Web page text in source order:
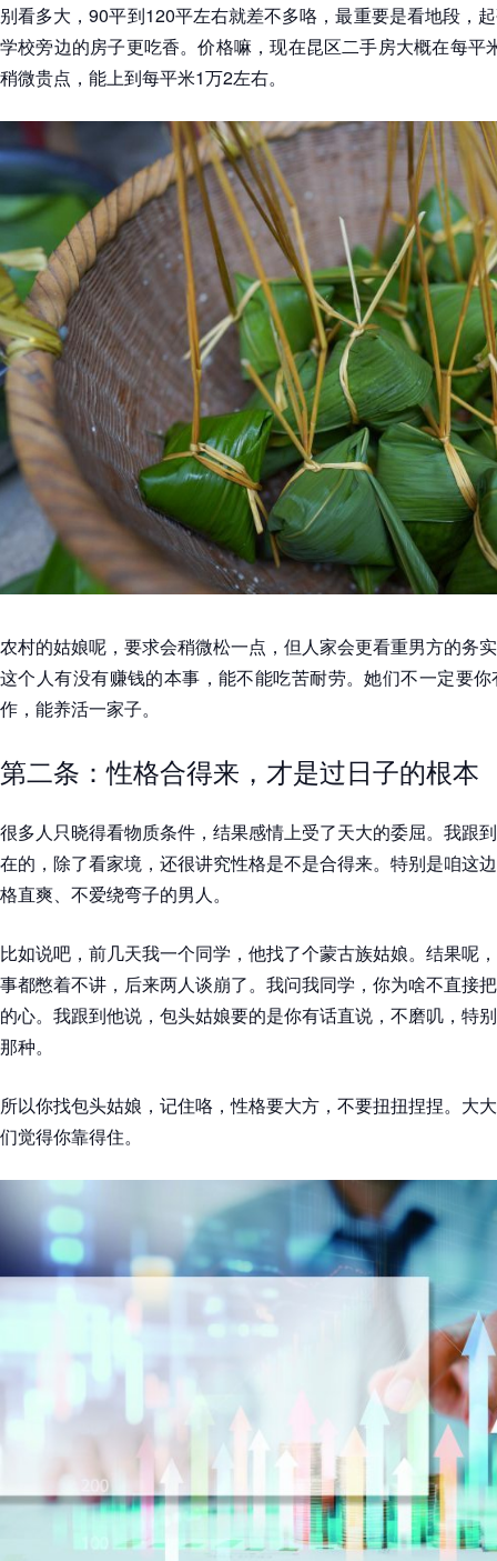
别看多大，90平到120平左右就差不多咯，最重要是看地段，
学校旁边的房子更吃香。价格嘛，现在昆区二手房大概在每平
稍微贵点，能上到每平米1万2左右。
农村的姑娘呢，要求会稍微松一点，但人家会更看重男方的务
这个人有没有赚钱的本事，能不能吃苦耐劳。她们不一定要
作，能养活一家子。
第二条：性格合得来，才是过日子的根本
很多人只晓得看物质条件，结果感情上受了天大的委屈。我跟
在的，除了看家境，还很讲究性格是不是合得来。特别是咱这
格直爽、不爱绕弯子的男人。
比如说吧，前几天我一个同学，他找了个蒙古族姑娘。结果呢
事都憋着不讲，后来两人谈崩了。我问我同学，你为啥不直接
的心。我跟到他说，包头姑娘要的是你有话直说，不磨叽，特
那种。
所以你找包头姑娘，记住咯，性格要大方，不要扭扭捏捏。大
们觉得你靠得住。